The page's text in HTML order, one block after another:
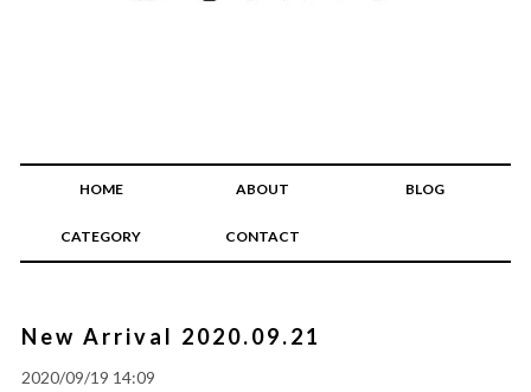
HOME ABOUT BLOG
CATEGORY CONTACT
New Arrival 2020.09.21
2020/09/19 14:09